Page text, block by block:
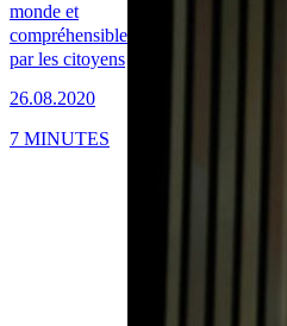
monde et
compréhensible
par les citoyens
26.08.2020
7 MINUTES